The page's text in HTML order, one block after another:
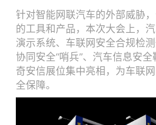
针对智能网联汽车的外部威胁
的工具和产品，本次大会上，
演示系统、车联网安全合规检
协同安全“哨兵”、汽车信息安
奇安信展位集中亮相，为车联
全保障。